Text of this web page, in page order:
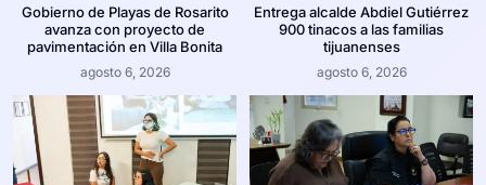
Gobierno de Playas de Rosarito
avanza con proyecto de
pavimentación en Villa Bonita
agosto 6, 2026
Entrega alcalde Abdiel Gutiérrez
900 tinacos a las familias
tijuanenses
agosto 6, 2026